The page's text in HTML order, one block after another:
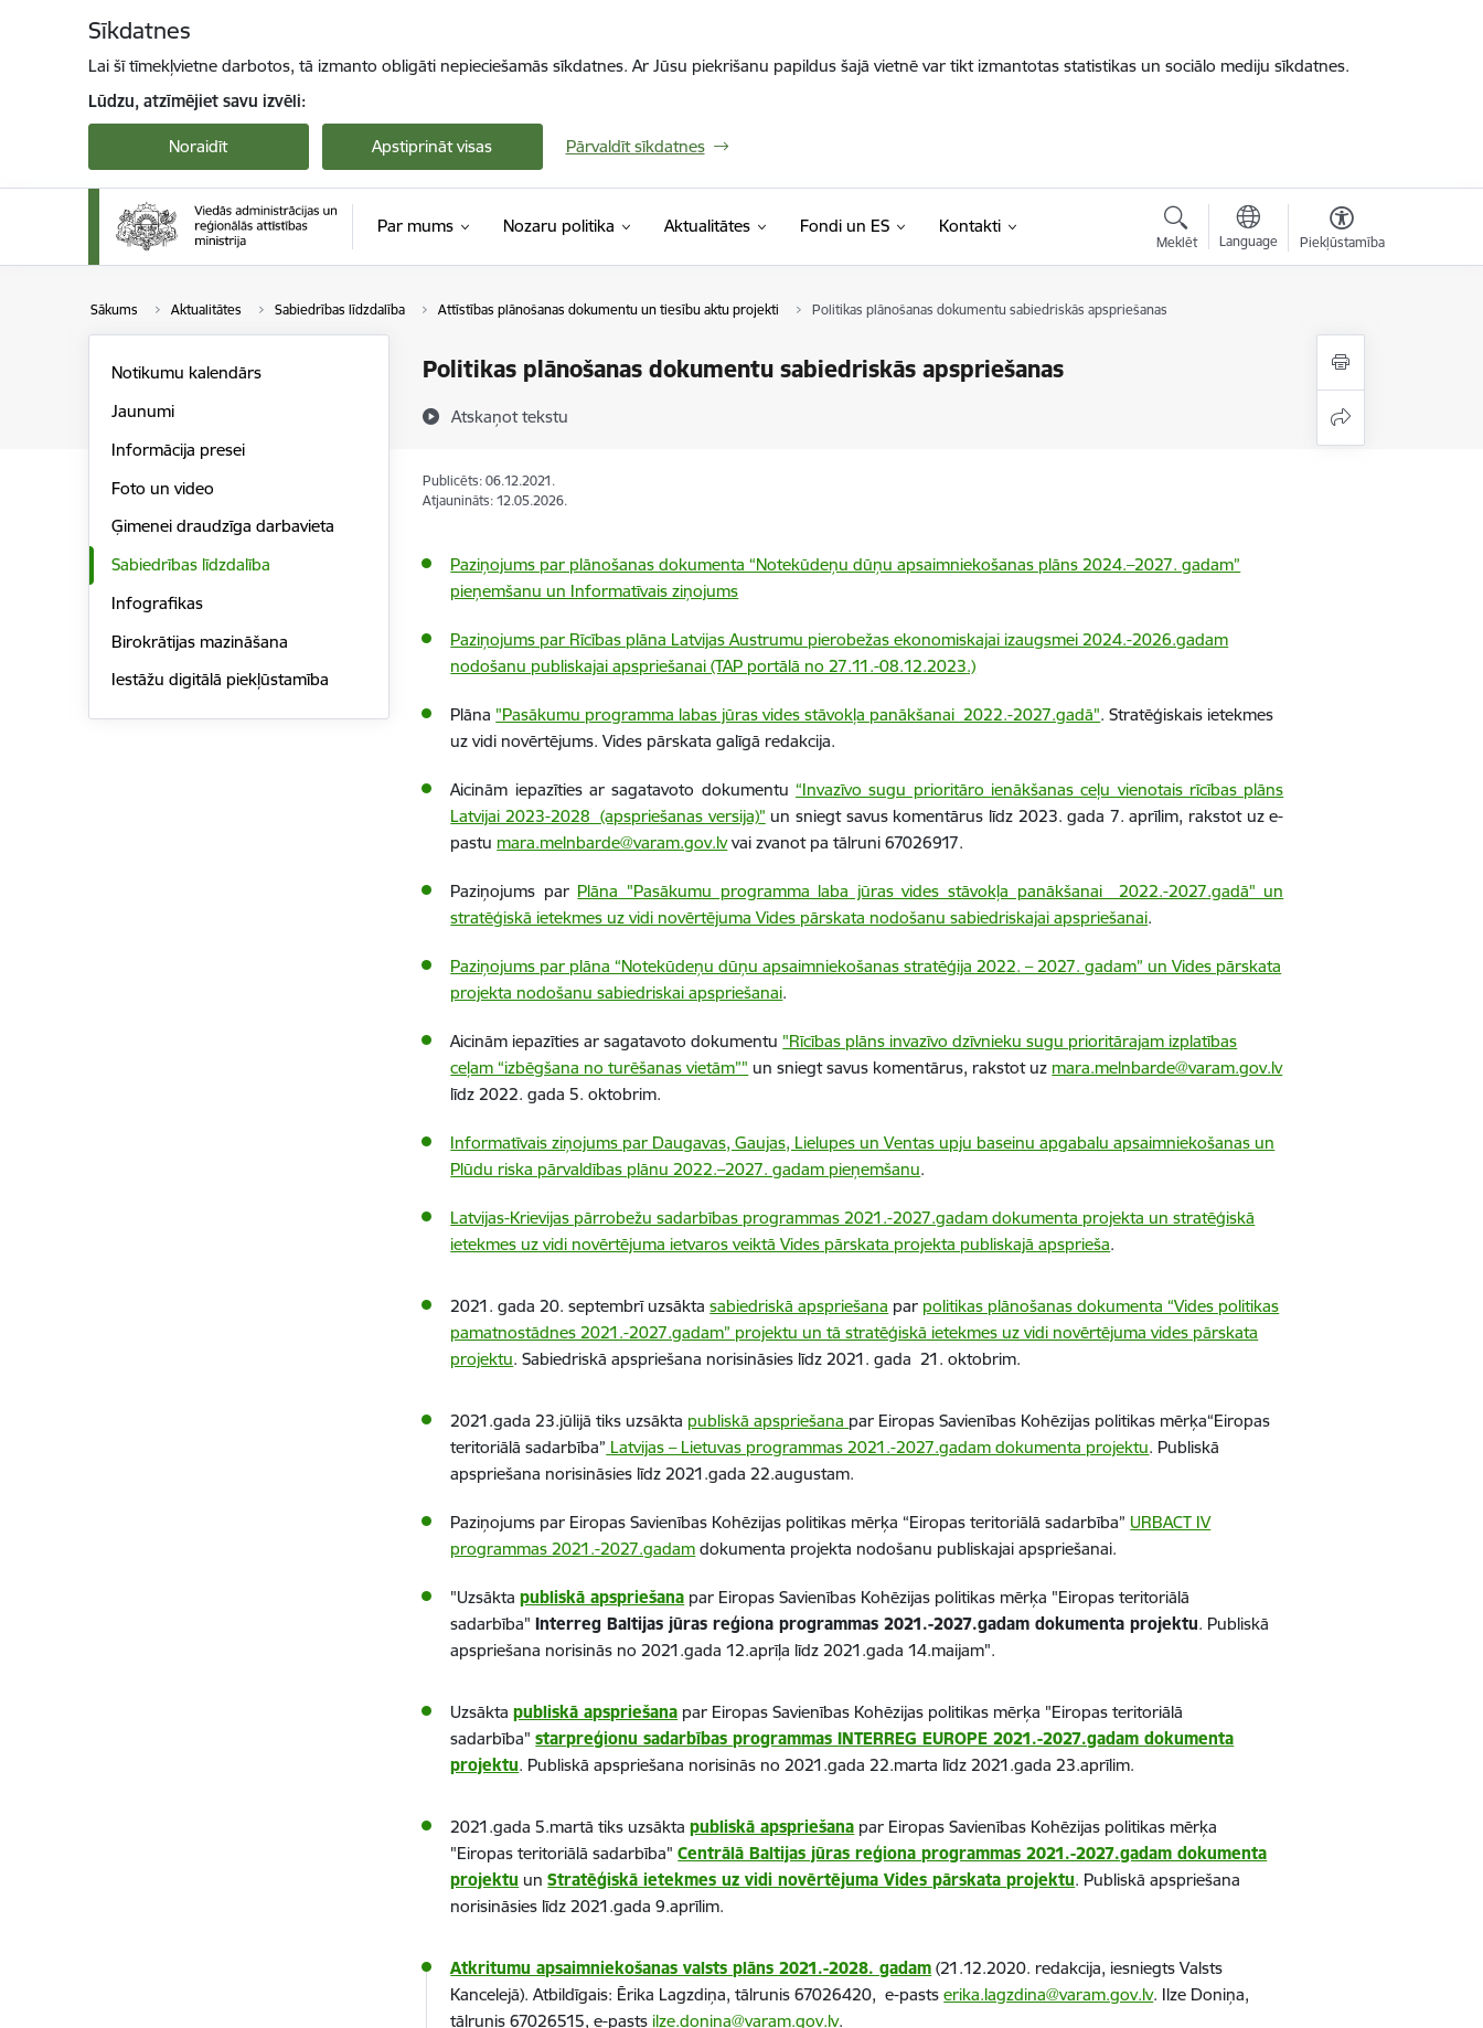
Sīkdatnes
Lai šī tīmekļvietne darbotos, tā izmanto obligāti nepieciešamās sīkdatnes. Ar Jūsu piekrišanu papildus šajā vietnē var tikt izmantotas statistikas un sociālo mediju sīkdatnes.
Lūdzu, atzīmējiet savu izvēli:
Noraidīt Apstiprināt visas Pārvaldīt sīkdatnes
Par mums Nozaru politika Aktualitātes Fondi un ES Kontakti
Meklēt Language Piekļūstamība
Sākums Aktualitātes Sabiedrības līdzdalība Attīstības plānošanas dokumentu un tiesību aktu projekti Politikas plānošanas dokumentu sabiedriskās apspriešanas
Politikas plānošanas dokumentu sabiedriskās apspriešanas
Atskaņot tekstu
Notikumu kalendārs
Jaunumi
Informācija presei
Foto un video
Ģimenei draudzīga darbavieta
Sabiedrības līdzdalība
Infografikas
Birokrātijas mazināšana
Iestāžu digitālā piekļūstamība
Publicēts: 06.12.2021.
Atjaunināts: 12.05.2026.
Paziņojums par plānošanas dokumenta “Notekūdeņu dūņu apsaimniekošanas plāns 2024.–2027. gadam”
pieņemšanu un Informatīvais ziņojums
Paziņojums par Rīcības plāna Latvijas Austrumu pierobežas ekonomiskajai izaugsmei 2024.-2026.gadam
nodošanu publiskajai apspriešanai (TAP portālā no 27.11.-08.12.2023.)
Plāna "Pasākumu programma labas jūras vides stāvokļa panākšanai 2022.-2027.gadā". Stratēģiskais ietekmes
uz vidi novērtējums.Vides pārskata galīgā redakcija.
Aicinām iepazīties ar sagatavoto dokumentu “Invazīvo sugu prioritāro ienākšanas ceļu vienotais rīcības plāns
Latvijai 2023-2028(apspriešanas versija)” un sniegt savus komentārus līdz 2023. gada 7. aprīlim, rakstot uz e-
pastu mara.melnbarde@varam.gov.lvvai zvanot pa tālruni67026917.
Paziņojums par Plāna "Pasākumu programma laba jūras vides stāvokļa panākšanai 2022.-2027.gadā" un
stratēģiskā ietekmes uz vidi novērtējuma Vides pārskata nodošanu sabiedriskajai apspriešanai.
Paziņojums par plāna “Notekūdeņu dūņu apsaimniekošanas stratēģija 2022. – 2027. gadam” un Vides pārskata
projekta nodošanu sabiedriskai apspriešanai.
Aicinām iepazīties ar sagatavoto dokumentu "Rīcības plāns invazīvo dzīvnieku sugu prioritārajam izplatības
ceļam “izbēgšana no turēšanas vietām”" un sniegt savus komentārus, rakstot uz mara.melnbarde@varam.gov.lv
līdz 2022. gada 5. oktobrim.
Informatīvais ziņojums par Daugavas, Gaujas, Lielupes un Ventas upju baseinu apgabalu apsaimniekošanas un
Plūdu riska pārvaldības plānu 2022.–2027. gadam pieņemšanu.
Latvijas-Krievijas pārrobežu sadarbības programmas 2021.-2027.gadam dokumenta projekta un stratēģiskā
ietekmes uz vidi novērtējuma ietvaros veiktā Vides pārskata projekta publiskajā apsprieša.
2021. gada 20. septembrī uzsāktasabiedriskā apspriešana par politikas plānošanas dokumenta “Vides politikas
pamatnostādnes 2021.-2027.gadam” projektu un tā stratēģiskā ietekmes uz vidi novērtējuma vides pārskata
projektu. Sabiedriskā apspriešana norisināsies līdz 2021. gada 21. oktobrim.
2021.gada 23.jūlijā tiks uzsākta publiskā apspriešana par Eiropas Savienības Kohēzijas politikas mērķa“Eiropas
teritoriālā sadarbība” Latvijas – Lietuvas programmas 2021.-2027.gadam dokumenta projektu. Publiskā
apspriešana norisināsies līdz 2021.gada 22.augustam.
Paziņojums par Eiropas Savienības Kohēzijas politikas mērķa “Eiropas teritoriālā sadarbība” URBACT IV
programmas 2021.-2027.gadam dokumenta projekta nodošanu publiskajai apspriešanai.
"Uzsāktapubliskā apspriešana par Eiropas Savienības Kohēzijas politikas mērķa "Eiropas teritoriālā
sadarbība"Interreg Baltijas jūras reģiona programmas 2021.-2027.gadam dokumenta projektu. Publiskā
apspriešana norisinās no 2021.gada 12.aprīļa līdz 2021.gada 14.maijam".
Uzsāktapubliskā apspriešana par Eiropas Savienības Kohēzijas politikas mērķa "Eiropas teritoriālā
sadarbība"starpreģionu sadarbības programmas INTERREG EUROPE 2021.-2027.gadam dokumenta
projektu. Publiskā apspriešana norisinās no 2021.gada 22.marta līdz 2021.gada 23.aprīlim.
2021.gada 5.martā tiks uzsāktapubliskā apspriešana par Eiropas Savienības Kohēzijas politikas mērķa
"Eiropas teritoriālā sadarbība"Centrālā Baltijas jūras reģiona programmas 2021.-2027.gadam dokumenta
projektu unStratēģiskā ietekmes uz vidi novērtējuma Vides pārskata projektu. Publiskā apspriešana
norisināsies līdz 2021.gada 9.aprīlim.
Atkritumu apsaimniekošanas valsts plāns 2021.-2028. gadam (21.12.2020. redakcija, iesniegts Valsts
Kancelejā). Atbildīgais: Ērika Lagzdiņa, tālrunis 67026420, e-pastserika.lagzdina@varam.gov.lv. Ilze Doniņa,
tālrunis 67026515, e-pasts ilze.donina@varam.gov.lv.